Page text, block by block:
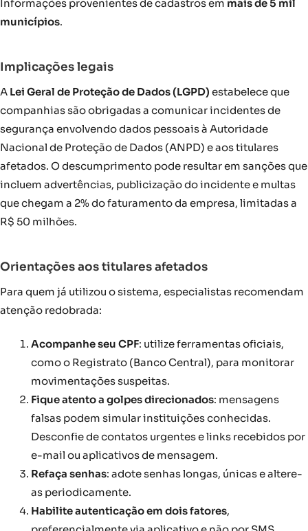
Informações provenientes de cadastros em mais de 5 mil
municípios.
Implicações legais
A Lei Geral de Proteção de Dados (LGPD) estabelece que
companhias são obrigadas a comunicar incidentes de
segurança envolvendo dados pessoais à Autoridade
Nacional de Proteção de Dados (ANPD) e aos titulares
afetados. O descumprimento pode resultar em sanções que
incluem advertências, publicização do incidente e multas
que chegam a 2% do faturamento da empresa, limitadas a
R$ 50 milhões.
Orientações aos titulares afetados
Para quem já utilizou o sistema, especialistas recomendam
atenção redobrada:
Acompanhe seu CPF: utilize ferramentas oficiais,
como o Registrato (Banco Central), para monitorar
movimentações suspeitas.
Fique atento a golpes direcionados: mensagens
falsas podem simular instituições conhecidas.
Desconfie de contatos urgentes e links recebidos por
e-mail ou aplicativos de mensagem.
Refaça senhas: adote senhas longas, únicas e altere-
as periodicamente.
Habilite autenticação em dois fatores,